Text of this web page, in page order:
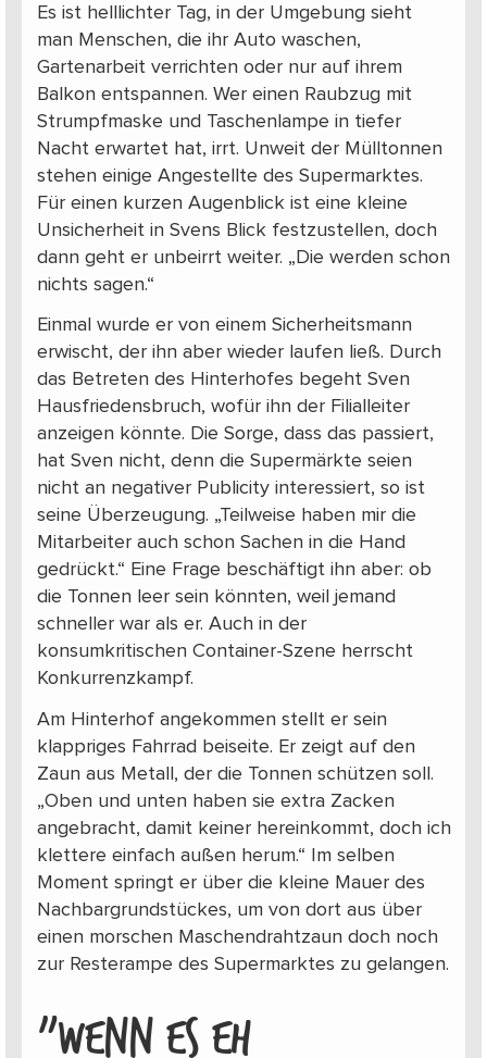
Es ist helllichter Tag, in der Umgebung sieht
man Menschen, die ihr Auto waschen,
Gartenarbeit verrichten oder nur auf ihrem
Balkon entspannen. Wer einen Raubzug mit
Strumpfmaske und Taschenlampe in tiefer
Nacht erwartet hat, irrt. Unweit der Mülltonnen
stehen einige Angestellte des Supermarktes.
Für einen kurzen Augenblick ist eine kleine
Unsicherheit in Svens Blick festzustellen, doch
dann geht er unbeirrt weiter. „Die werden schon
nichts sagen.“
Einmal wurde er von einem Sicherheitsmann
erwischt, der ihn aber wieder laufen ließ. Durch
das Betreten des Hinterhofes begeht Sven
Hausfriedensbruch, wofür ihn der Filialleiter
anzeigen könnte. Die Sorge, dass das passiert,
hat Sven nicht, denn die Supermärkte seien
nicht an negativer Publicity interessiert, so ist
seine Überzeugung. „Teilweise haben mir die
Mitarbeiter auch schon Sachen in die Hand
gedrückt.“ Eine Frage beschäftigt ihn aber: ob
die Tonnen leer sein könnten, weil jemand
schneller war als er. Auch in der
konsumkritischen Container-Szene herrscht
Konkurrenzkampf.
Am Hinterhof angekommen stellt er sein
klappriges Fahrrad beiseite. Er zeigt auf den
Zaun aus Metall, der die Tonnen schützen soll.
„Oben und unten haben sie extra Zacken
angebracht, damit keiner hereinkommt, doch ich
klettere einfach außen herum.“ Im selben
Moment springt er über die kleine Mauer des
Nachbargrundstückes, um von dort aus über
einen morschen Maschendrahtzaun doch noch
zur Resterampe des Supermarktes zu gelangen.
„WENN ES EH